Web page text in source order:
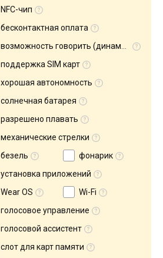
NFC-чип
бесконтактная оплата
возможность говорить (динамик и микрофон)
поддержка SIM карт
хорошая автономность
солнечная батарея
разрешено плавать
механические стрелки
безель
фонарик
установка приложений
Wear OS
Wi-Fi
голосовое управление
голосовой ассистент
слот для карт памяти